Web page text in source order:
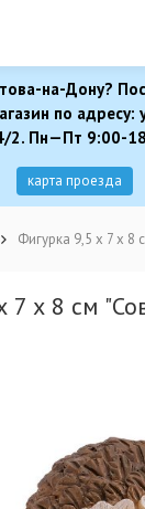
на-Дону?
по адресу:
2. Пн—Пт 9:00-
карта проезда
Фигурка 9,5 х 7 х 8
7 х 8 см